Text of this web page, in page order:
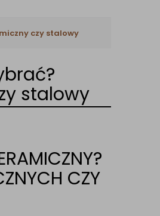
czy stalowy
stalowy
CZY